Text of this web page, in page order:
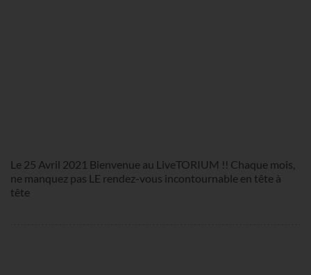
Le 25 Avril 2021 Bienvenue au LiveTORIUM !! Chaque mois,
ne manquez pas LE rendez-vous incontournable en tête à
tête